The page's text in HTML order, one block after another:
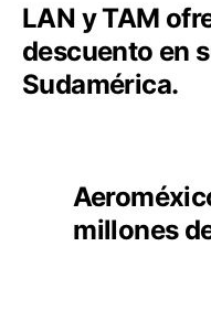
LAN y TAM
descuento en
Sudamérica.
millones